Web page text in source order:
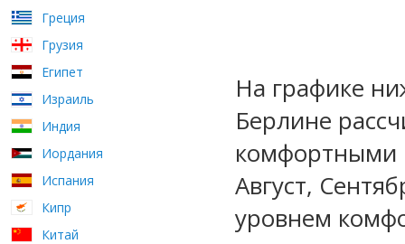
Греция
Грузия
Египет
Израиль
Индия
Иордания
Испания
Кипр
Китай
На графике
Берлине
комфортными
Август,
уровнем